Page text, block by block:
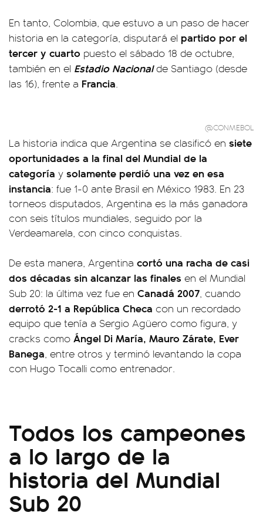
En tanto, Colombia, que estuvo a un paso de hacer
historia en la categoría, disputará el partido por el
tercer y cuarto puesto el sábado 18 de octubre,
también en el Estadio Nacionalde Santiago (desde
las 16), frente a Francia.
@CONMEBOL
La historia indica que Argentina se clasificó en siete
oportunidades a la final del Mundial de la
categoría y solamente perdió una vez en esa
instancia: fue 1-0 ante Brasil en México 1983. En 23
torneos disputados, Argentina es la más ganadora
con seis títulos mundiales, seguido por la
Verdeamarela, con cinco conquistas.
De esta manera, Argentina cortó una racha de casi
dos décadas sin alcanzar las finales en el Mundial
Sub 20: la última vez fue en Canadá 2007, cuando
derrotó 2-1 a República Checa con un recordado
equipo que tenía a Sergio Agüero como figura, y
cracks como Ángel Di María, Mauro Zárate, Ever
Banega, entre otros y terminó levantando la copa
con Hugo Tocalli como entrenador.
Todos los campeones
a lo largo de la
historia del Mundial
Sub 20